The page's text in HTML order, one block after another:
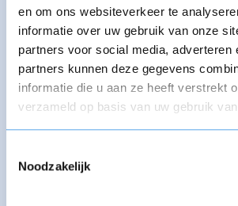
en om ons websiteverkeer te
informatie over uw gebruik van onze
partners voor social media, adverteren
partners kunnen deze gegevens
informatie die u aan ze heeft verstrekt
verzameld op basis van uw gebruik
Noodzakelijk
Stichting Amazone
Kinderen
Zwerfkatten